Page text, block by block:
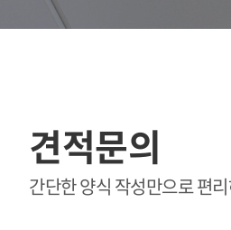
견적문의
간단한 양식 작성만으로 편